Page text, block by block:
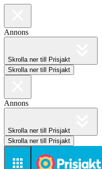
Annons
Skrolla ner till Prisjakt
Skrolla ner till Prisjakt
Annons
Skrolla ner till Prisjakt
Skrolla ner till Prisjakt